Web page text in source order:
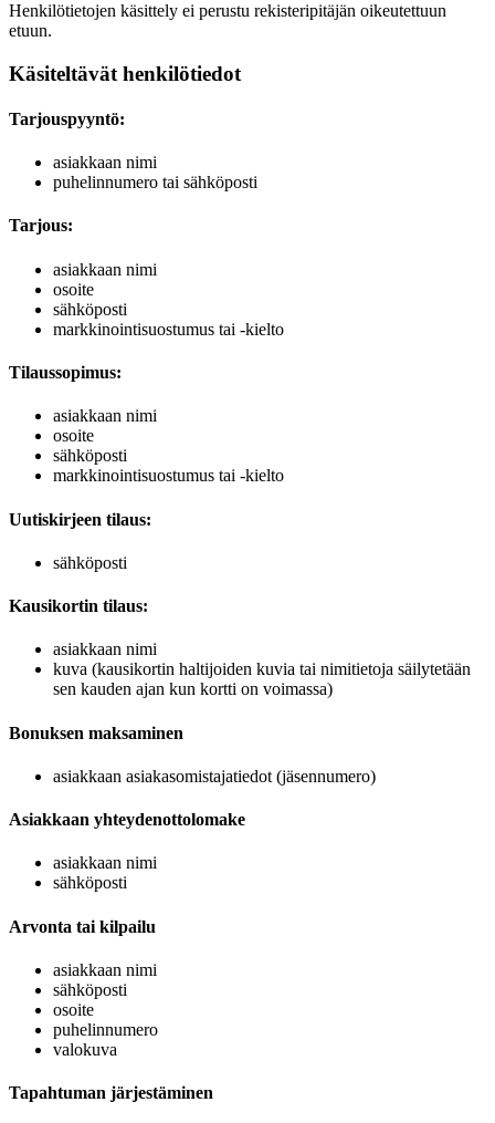
Henkilötietojen käsittely ei perustu rekisteripitäjän oikeutettuun
etuun.
Käsiteltävät henkilötiedot
Tarjouspyyntö:
asiakkaan nimi
puhelinnumero tai sähköposti
Tarjous:
asiakkaan nimi
osoite
sähköposti
markkinointisuostumus tai -kielto
Tilaussopimus:
asiakkaan nimi
osoite
sähköposti
markkinointisuostumus tai -kielto
Uutiskirjeen tilaus:
sähköposti
Kausikortin tilaus:
asiakkaan nimi
kuva (kausikortin haltijoiden kuvia tai nimitietoja säilytetään
sen kauden ajan kun kortti on voimassa)
Bonuksen maksaminen
asiakkaan asiakasomistajatiedot (jäsennumero)
Asiakkaan yhteydenottolomake
asiakkaan nimi
sähköposti
Arvonta tai kilpailu
asiakkaan nimi
sähköposti
osoite
puhelinnumero
valokuva
Tapahtuman järjestäminen